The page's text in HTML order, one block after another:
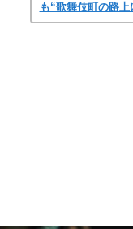
も“歌舞伎町の路